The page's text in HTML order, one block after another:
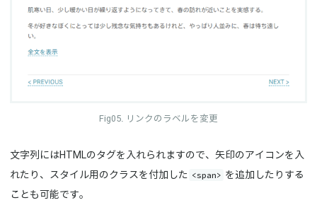
リンクのラベルを変更
文字列にはHTMLのタグを入れられますので、矢印のアイコンを入
れたり、スタイル用のクラスを付加した <span> を追加したりする
ことも可能です。